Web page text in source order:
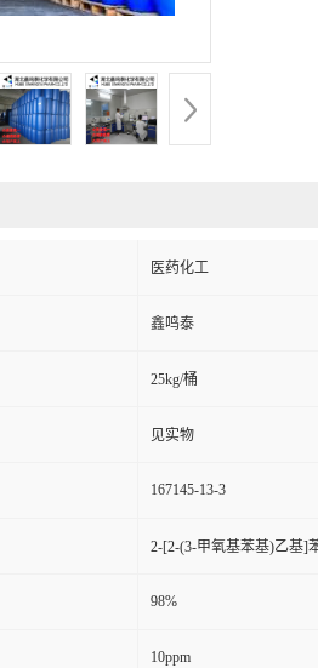
医药化工
鑫鸣泰
25kg/桶
见实物
167145-13-3
2-[2-(3-甲氧基苯基)乙基]
98%
10ppm